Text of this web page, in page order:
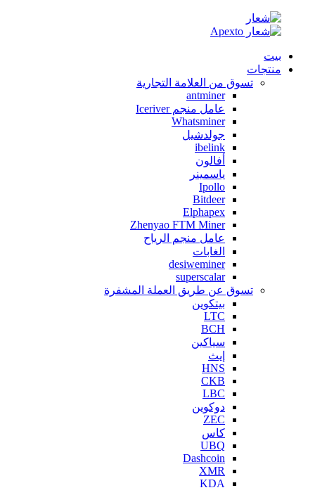
بيت
منتجات
تسوق من العلامة التجارية
antminer
عامل منجم Iceriver
Whatsminer
جولدشيل
ibelink
أفالون
ياسمينر
Ipollo
Bitdeer
Elphapex
Zhenyao FTM Miner
عامل منجم الرياح
الغابات
desiweminer
superscalar
تسوق عن طريق العملة المشفرة
بيتكوين
LTC
BCH
سياكين
إيث
HNS
CKB
LBC
دوكوين
ZEC
كاس
UBQ
Dashcoin
XMR
KDA